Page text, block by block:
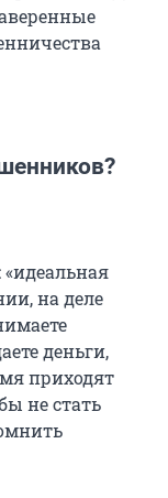
на деле
деньги,
приходят
не стать